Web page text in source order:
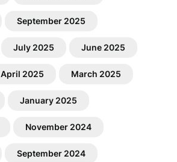
September 2025
July 2025 June 2025
April 2025 March 2025
January 2025
November 2024
September 2024